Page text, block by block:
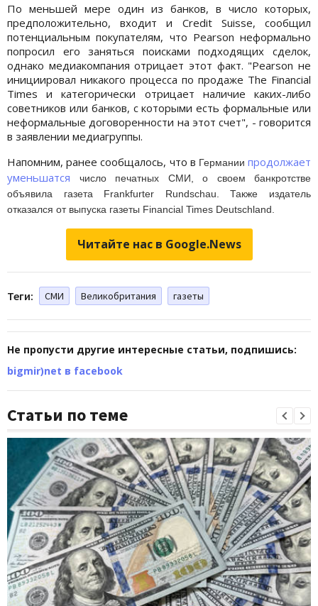
По меньшей мере один из банков, в число которых,
предположительно, входит и Credit Suisse, сообщил
потенциальным покупателям, что Pearson неформально
попросил его заняться поисками подходящих сделок,
однако медиакомпания отрицает этот факт. "Pearson не
инициировал никакого процесса по продаже The Financial
Times и категорически отрицает наличие каких-либо
советников или банков, с которыми есть формальные или
неформальные договоренности на этот счет", - говорится
в заявлении медиагруппы.
Напомним, ранее сообщалось, что в Германиипродолжает
уменьшатся число печатных СМИ, о своем банкротстве
объявила газета Frankfurter Rundschau. Также издатель
отказался от выпуска газеты Financial Times Deutschland.
Читайте нас в Google.News
Теги: СМИ Великобритания газеты
Не пропусти другие интересные статьи, подпишись:
bigmir)net в facebook
Статьи по теме